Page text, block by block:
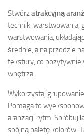
Stwórzatrakcyjną
techniki warstwowania,
warstwowania,
średnie, a na przodzie
tekstury, co pozytywnie
wnętrza.
Wykorzystaj
Pomaga to
aranżacji rytm. Spróbuj
spójną paletę kolorów.